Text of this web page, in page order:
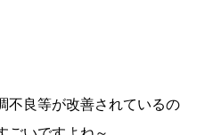
不良等が改善されているの